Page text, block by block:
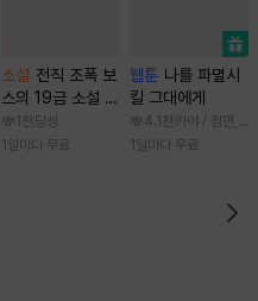
/ 휴우가 나츠
소설 전직 조폭 보
스의 19금 소설 속
가정부 빙의기
1천 당성
1일마다 무료
웹툰 나를 파멸시
킬 그대에게
4.1천 카야 / 점면, (
1일마다 무료